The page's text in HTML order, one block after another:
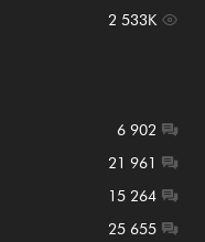
2 533K
6 902
21 961
15 264
25 655